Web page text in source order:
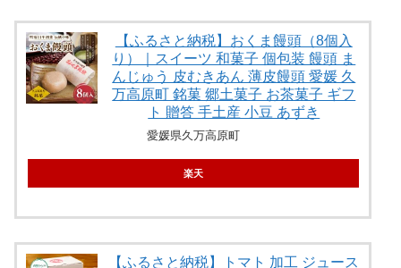
【ふるさと納税】おくま饅頭（8個入
り）｜スイーツ 和菓子 個包装 饅頭 ま
んじゅう 皮むきあん 薄皮饅頭 愛媛 久
万高原町 銘菓 郷土菓子 お茶菓子 ギフ
ト 贈答 手土産 小豆 あずき
愛媛県久万高原町
楽天
【ふるさと納税】トマト 加工 ジュース